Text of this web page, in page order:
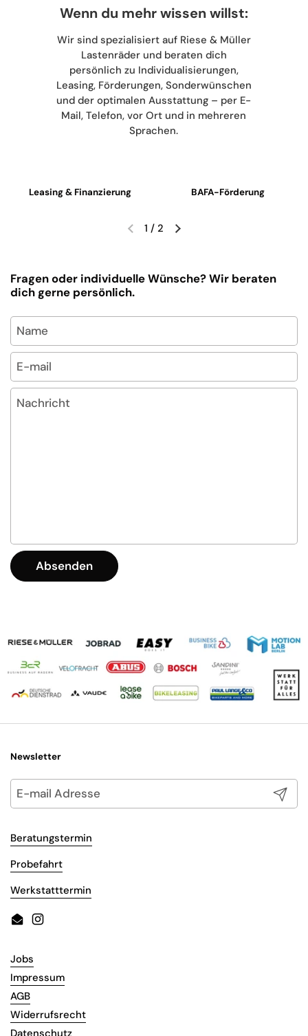
Wenn du mehr wissen willst:
Wir sind spezialisiert auf Riese & Müller
Lastenräder und beraten dich
persönlich zu Individualisierungen,
Leasing, Förderungen, Sonderwünschen
und der optimalen Ausstattung – per E-
Mail, Telefon, vor Ort und in mehreren
Sprachen.
Leasing & Finanzierung BAFA-Förderung
Vorherige FolieNächste Folie
1 / 2
Fragen oder individuelle Wünsche? Wir beraten
dich gerne persönlich.
Name
E-mail *
Nachricht
Absenden
Newsletter
Beratungstermin
Probefahrt
Werkstatttermin
EmailInstagram
Jobs
Impressum
AGB
Widerrufsrecht
Datenschutz